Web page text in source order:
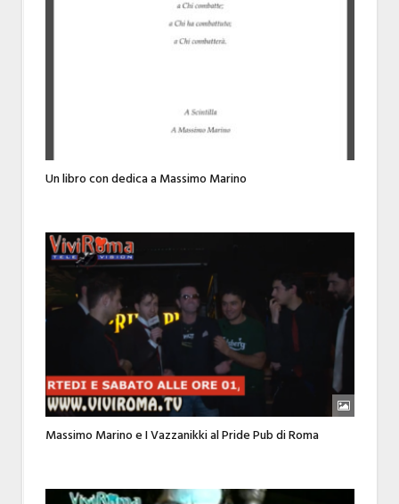
Un libro con dedica a Massimo Marino
Massimo Marino e I Vazzanikki al Pride Pub di Roma